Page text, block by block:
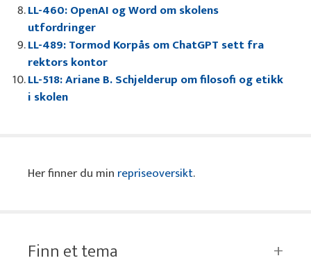
LL-460: OpenAI og Word om skolens
utfordringer
LL-489: Tormod Korpås om ChatGPT sett fra
rektors kontor
LL-518: Ariane B. Schjelderup om filosofi og etikk
i skolen
Her finner du min repriseoversikt.
Finn et tema